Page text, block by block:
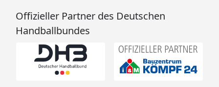
Offizieller Partner des Deutschen
Handballbundes